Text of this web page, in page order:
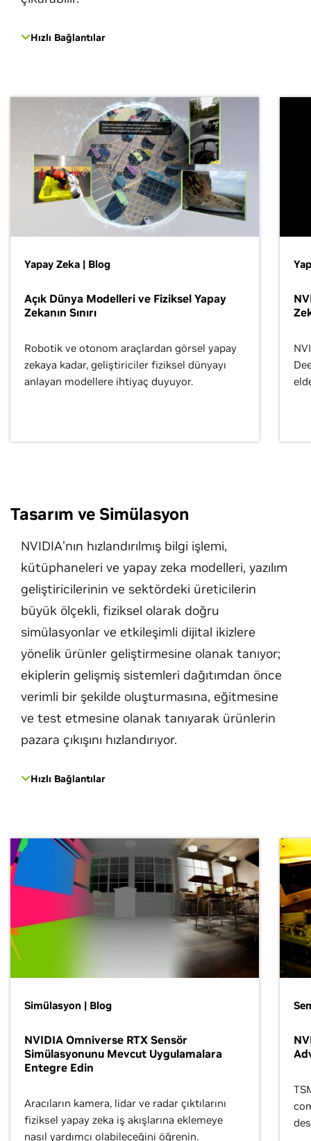
Hızlı Bağlantılar
Yapay Zeka | Blog
Açık Dünya Modelleri ve Fiziksel Yapay
Zekanın Sınırı
Robotik ve otonom araçlardan görsel yapay
zekaya kadar, geliştiriciler fiziksel dünyayı
anlayan modellere ihtiyaç duyuyor.
Tasarım ve Simülasyon
NVIDIA’nın hızlandırılmış bilgi işlemi,
kütüphaneleri ve yapay zeka modelleri, yazılım
geliştiricilerinin ve sektördeki üreticilerin
büyük ölçekli, fiziksel olarak doğru
simülasyonlar ve etkileşimli dijital ikizlere
yönelik ürünler geliştirmesine olanak tanıyor;
ekiplerin gelişmiş sistemleri dağıtımdan önce
verimli bir şekilde oluşturmasına, eğitmesine
ve test etmesine olanak tanıyarak ürünlerin
pazara çıkışını hızlandırıyor.
Hızlı Bağlantılar
Simülasyon | Blog
NVIDIA Omniverse RTX Sensör
Simülasyonunu Mevcut Uygulamalara
Entegre Edin
Aracıların kamera, lidar ve radar çıktılarını
fiziksel yapay zeka iş akışlarına eklemeye
nasıl yardımcı olabileceğini öğrenin.